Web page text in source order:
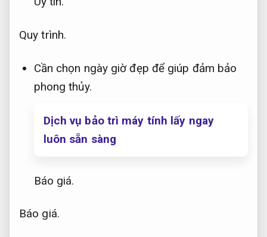
Quy trình.
Cần chọn ngày giờ đẹp để giúp đảm bảo
phong thủy.
Dịch vụ bảo trì máy tính lấy ngay
luôn sẵn sàng
Báo giá.
Báo giá.